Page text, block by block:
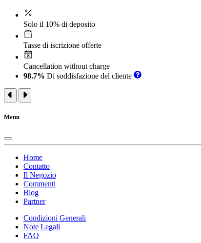
Solo il 10% di deposito
Tasse di iscrizione offerte
Cancellation without charge
98.7% Di soddisfazione del cliente
Menu
Home
Contatto
Il Negozio
Commenti
Blog
Partner
Condizioni Generali
Note Legali
FAQ